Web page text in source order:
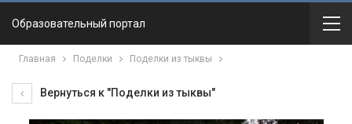
Образовательный портал
Главная Поделки Поделки из тыквы
Вернуться к "Поделки из тыквы"